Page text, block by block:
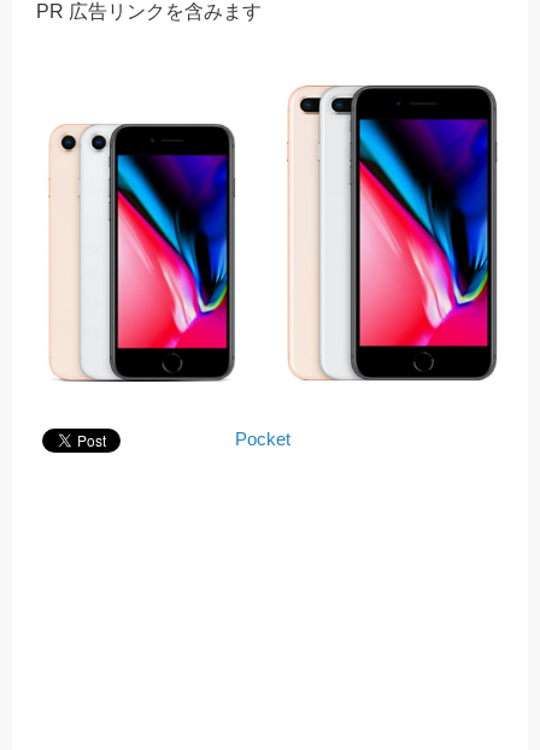
PR 広告リンクを含みます
Pocket